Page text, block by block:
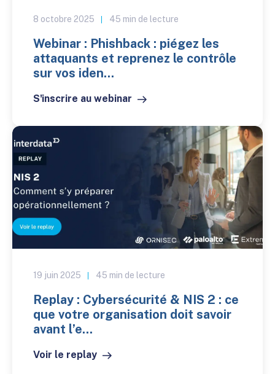
8 octobre 2025 45 min de lecture
Webinar : Phishback : piégez les
attaquants et reprenez le contrôle
sur vos iden...
S'inscrire au webinar
19 juin 2025 45 min de lecture
Replay : Cybersécurité & NIS 2 : ce
que votre organisation doit savoir
avant l’e...
Voir le replay